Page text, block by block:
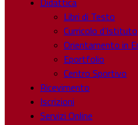
Libri di Testo
Curricolo d’Istituto
Orientamento in
Eportfolio
Centro Sportivo
Ricevimento
Iscrizioni
Servizi Online